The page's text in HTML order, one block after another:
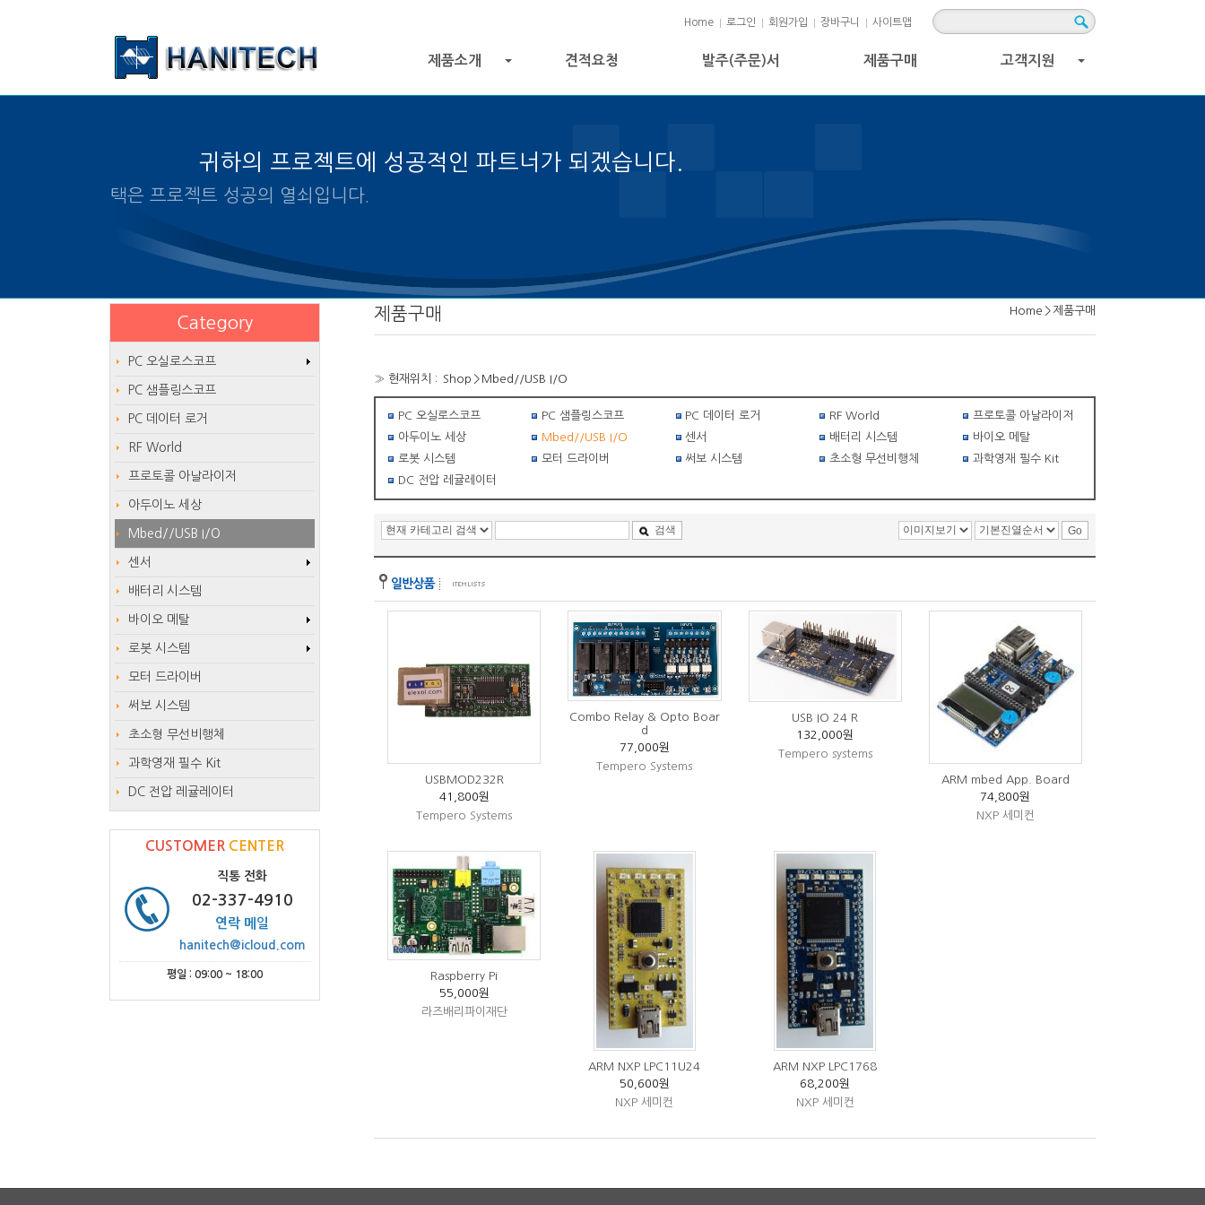
Home 로그인 회원가입 장바구니 사이트맵
제품소개 견적요청 발주(주문)서 제품구매 고객지원
귀하의 프로젝트에 성공적인 파트너가 되겠습니다.
알맞은 제품의 선택은 프로젝트 성공의 열쇠입니다.
Home > 제품구매
제품구매
» 현재위치 : Shop > Mbed//USB I/O
PC 오실로스코프 PC 샘플링스코프 PC 데이터 로거 RF World
프로토콜 아날라이저
아두이노 세상
Mbed//USB I/O 센서 배터리 시스템
바이오 메탈
로봇 시스템
모터 드라이버 써보 시스템 초소형 무선비행체
과학영재 필수 Kit
DC 전압 레귤레이터
검색
USBMOD232R
41,800원
Tempero Systems
Combo Relay & Opto Boar
d
77,000원
Tempero Systems
USB IO 24 R
132,000원
Tempero systems
ARM mbed App. Board
74,800원
NXP 세미컨
Raspberry Pi
55,000원
라즈배리파이재단
ARM NXP LPC11U24
50,600원
NXP 세미컨
ARM NXP LPC1768
68,200원
NXP 세미컨
Category
PC 오실로스코프
PC 샘플링스코프
PC 데이터 로거
RF World
프로토콜 아날라이저
아두이노 세상
Mbed//USB I/O
센서
배터리 시스템
바이오 메탈
로봇 시스템
모터 드라이버
써보 시스템
초소형 무선비행체
과학영재 필수 Kit
DC 전압 레귤레이터
CUSTOMER CENTER
직통 전화
02-337-4910
연락 메일
hanitech@icloud.com
평일 : 09:00 ~ 18:00